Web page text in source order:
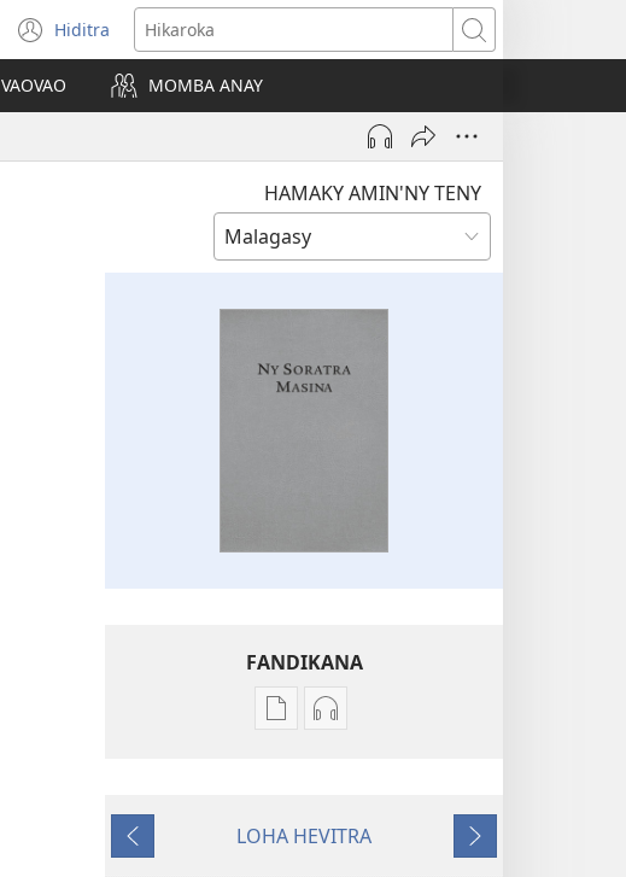
Hiditra
(manokatra
rohy)
Hikaroka
VAOVAO MOMBA ANAY
HAMAKY AMIN'NY TENY
FANDIKANA
Fandikana
Masina
Fandikana
Soratra
Hiverina
LOHA HEVITRA
Manaraka